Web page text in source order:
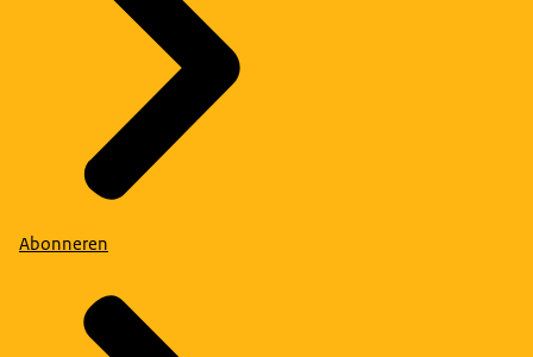
Abonneren